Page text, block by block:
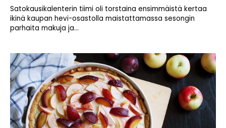
Satokausikalenterin tiimi oli torstaina ensimmäistä kertaa
ikinä kaupan hevi-osastolla maistattamassa sesongin
parhaita makuja ja...